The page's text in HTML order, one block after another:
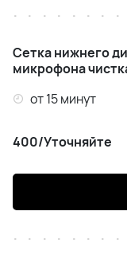
Сетка нижнего
микрофона
от 15 минут
400/Уточняйте